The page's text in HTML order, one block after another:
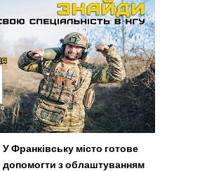
У Франківську місто готове
допомогти з облаштуванням